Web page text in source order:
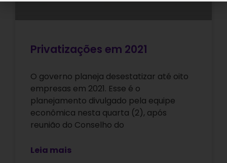
Privatizações em 2021
O governo planeja desestatizar até oito
empresas em 2021. Esse é o
planejamento divulgado pela equipe
econômica nesta quarta (2), após
reunião do Conselho do
Leia mais